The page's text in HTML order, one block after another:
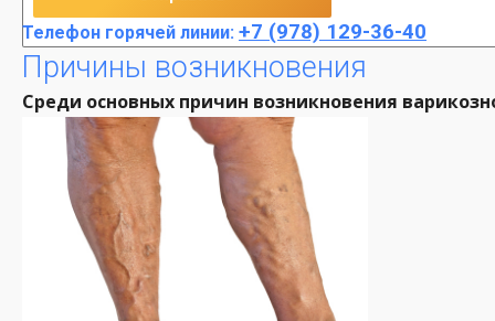
Телефон горячей линии: +7 (978) 129-36-40
Причины возникновения
Среди основных причин возникновения